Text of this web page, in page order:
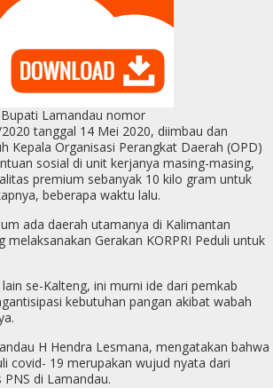
Lamandau nomor
tanggal 14 Mei 2020, diimbau dan
Kepala Organisasi Perangkat Daerah (OPD)
sosial di unit kerjanya masing-masing,
premium sebanyak 10 kilo gram untuk
beberapa waktu lalu.
ada daerah utamanya di Kalimantan
melaksanakan Gerakan KORPRI Peduli untuk
se-Kalteng, ini murni ide dari pemkab
kebutuhan pangan akibat wabah
H Hendra Lesmana, mengatakan bahwa
covid- 19 merupakan wujud nyata dari
di Lamandau.